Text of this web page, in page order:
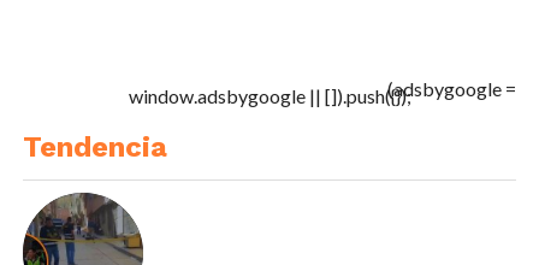
(adsbygoogle =
window.adsbygoogle || []).push({});
Tendencia